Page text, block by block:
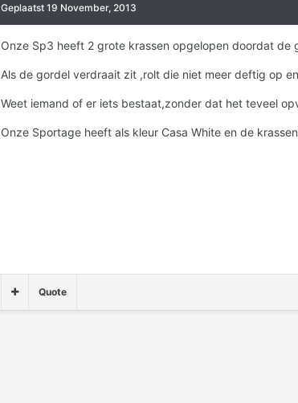
Geplaatst 19 November, 2013
Onze Sp3 heeft 2 grote krassen opgelopen doordat
Als de gordel verdraait zit ,rolt die niet meer deftig op
Weet iemand of er iets bestaat,zonder dat het teveel
Onze Sportage heeft als kleur Casa White en de
Quote